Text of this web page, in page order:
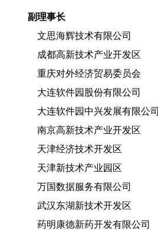
副理事长
文思海辉技术有限公司
成都高新技术产业开发区
重庆对外经济贸易委员会
大连软件园股份有限公司
大连软件园中兴发展有限公司
南京高新技术产业开发区
天津经济技术开发区
天津新技术产业园区
万国数据服务有限公司
武汉东湖新技术开发区
药明康德新药开发有限公司